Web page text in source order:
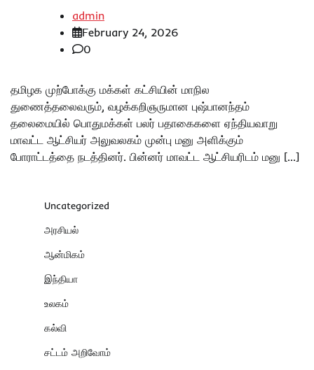
admin
February 24, 2026
0
தமிழக முற்போக்கு மக்கள் கட்சியின் மாநில
துணைத்தலைவரும், வழக்கறிஞருமான புஷ்பானந்தம்
தலைமையில் பொதுமக்கள் பலர் பதாகைகளை ஏந்தியவாறு
மாவட்ட ஆட்சியர் அலுவலகம் முன்பு மனு அளிக்கும்
போராட்டத்தை நடத்தினர். பின்னர் மாவட்ட ஆட்சியரிடம் மனு […]
Uncategorized
அரசியல்
ஆன்மிகம்
இந்தியா
உலகம்
கல்வி
சட்டம் அறிவோம்